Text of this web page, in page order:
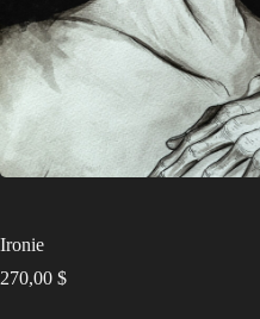
Ironie
270,00 $